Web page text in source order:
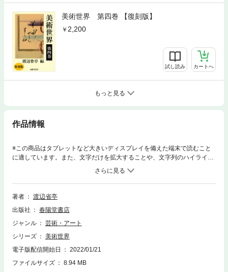
美術世界 第四巻 【復刻版】
2,200
試し読み カートへ
もっと見る
作品情報
※この商品はタブレットなど大きいディスプレイを備えた端末で読むこと
に適しています。また、文字だけを拡大することや、文字列のハイライ
ト、検索、辞書の参照、引用などの機能が使用できません。明治23年～27
年にかけて春陽堂より出版された美術雑誌「美術世界」の紙面を鑑賞でき
る復刻版。洒脱な花鳥画を得意とした渡辺省亭を編集主任とし、当時の著
名な画家たちが作品を手がけている。印刷は多色摺木版。彫師・五島徳次
よる仕上がりの美しさは、明治の美術雑誌の中でも特に格調高いものとし
て知られる。※当時発行された実物をスキャンして制作していますので経
巻）題言 不知庵主人（内田魯庵）菊池容斎 遺墨印譜官女の図小牧山合
戦本多平八郎大勇の図梅に雀の図小原女の図宇治橋月夜の景源頼政大内に
怪鳥を射て聯歌を仕る図河鍋暁斎 遺墨印譜俳優尾上多見蔵頽齢八十にし
て中乗を演ずる図大久保彦左衛門八十二歳東照公戦蹟御屏風を塗抹する図
著者
渡辺省亭
出版社
春陽堂書店
ジャンル
芸術・アート
シリーズ
美術世界
電子版配信開始日
2022/01/21
ファイルサイズ
8.94 MB